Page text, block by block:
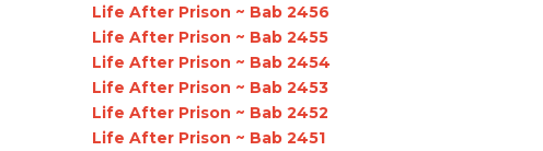
Life After Prison ~ Bab 2456
Life After Prison ~ Bab 2455
Life After Prison ~ Bab 2454
Life After Prison ~ Bab 2453
Life After Prison ~ Bab 2452
Life After Prison ~ Bab 2451